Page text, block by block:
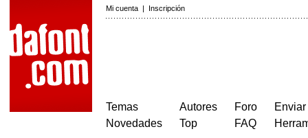
Mi cuenta | Inscripción
Temas
Novedades
Autores
Top
Foro
FAQ